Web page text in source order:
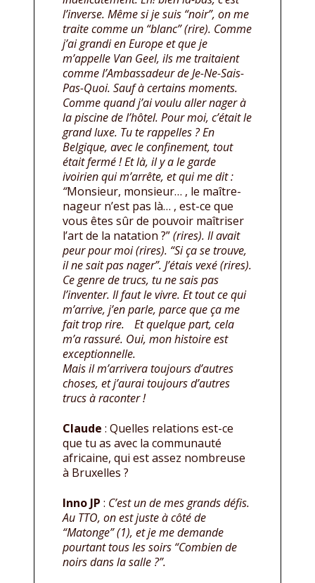
l’inverse. Même si je suis “noir”, on me
traite comme un “blanc” (rire). Comme
j’ai grandi en Europe et que je
m’appelle Van Geel, ils me traitaient
comme l’Ambassadeur de Je-Ne-Sais-
Pas-Quoi. Sauf à certains moments.
Comme quand j’ai voulu aller nager à
la piscine de l’hôtel. Pour moi, c’était le
grand luxe. Tu te rappelles ? En
Belgique, avec le confinement, tout
était fermé !Et là, il y a le garde
ivoirien qui m’arrête, et qui me dit :
“Monsieur, monsieur… , le maître-
nageur n’est pas là… , est-ce que
vous êtes sûr de pouvoir maîtriser
l’art de la natation ?”(rires). Il avait
peur pour moi (rires). “Si ça se trouve,
il ne sait pas nager”. J’étais vexé (rires).
Ce genre de trucs, tu ne sais pas
l’inventer. Il faut le vivre. Et tout ce qui
m’arrive, j’en parle, parce que ça me
fait trop rire. Et quelque part, cela
m’a rassuré. Oui, mon histoire est
exceptionnelle.
Mais il m’arrivera toujours d’autres
choses, et j’aurai toujours d’autres
trucs à raconter !
Claude : Quelles relations est-ce
que tu as avec la communauté
africaine, qui est assez nombreuse
à Bruxelles ?
Inno JP : C’est un de mes grands défis.
Au TTO, on est juste à côté de
“Matonge” (1), et je me demande
pourtant tous les soirs “Combien de
noirs dans la salle ?”.